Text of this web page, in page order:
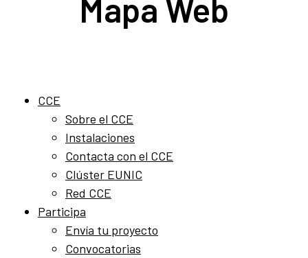
Mapa Web
CCE
Sobre el CCE
Instalaciones
Contacta con el CCE
Clúster EUNIC
Red CCE
Participa
Envía tu proyecto
Convocatorias